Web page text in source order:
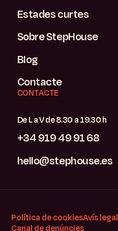
Estades curtes
Sobre StepHouse
Blog
Contacte
CONTACTE
De L a V de 8.30 a 19.30 h
+34 919 49 91 68
hello@stephouse.es
Política de cookiesAvís legal
Canal de denúncies